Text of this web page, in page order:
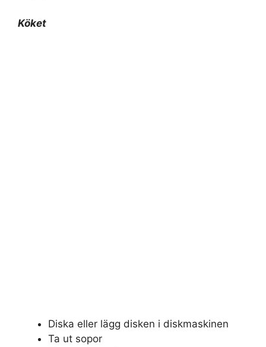
Köket
Diska eller lägg disken i diskmaskinen
Ta ut sopor